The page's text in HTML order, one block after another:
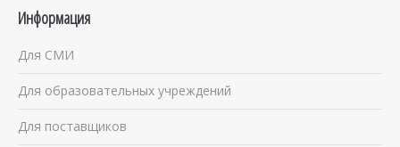
Информация
Для СМИ
Для образовательных учреждений
Для поставщиков